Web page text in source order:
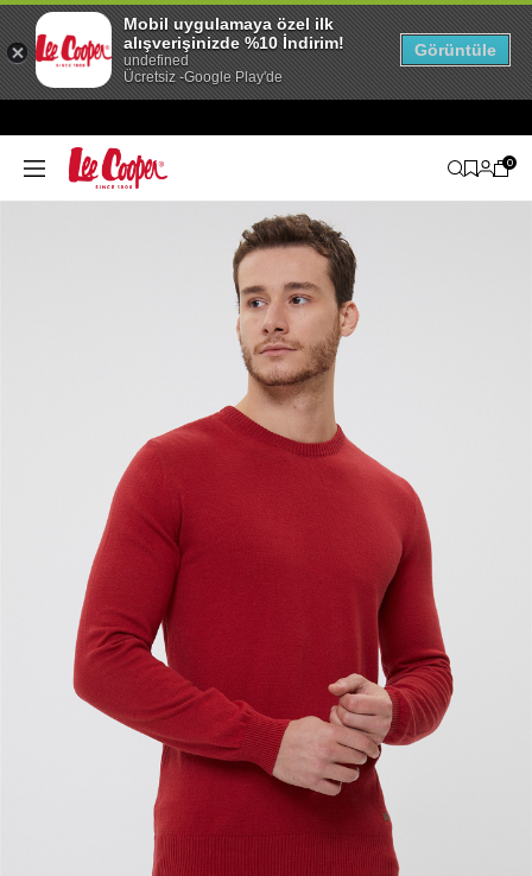
0
Mobil uygulamaya özel ilk
alışverişinizde %10 İndirim!
undefined
Ücretsiz -Google Play'de
Görüntüle